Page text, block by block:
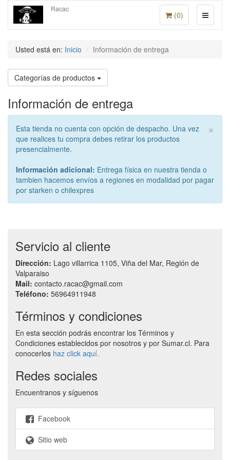
(0)
Racac
Usted está en: Inicio Información de entrega
Categorías de productos
Información de entrega
×
Esta tienda no cuenta con opción de despacho. Una vez
que realices tu compra debes retirar los productos
presencialmente.
Información adicional: Entrega física en nuestra tienda o
tambien hacemos envíos a regiones en modalidad por pagar
por starken o chilexpres
Servicio al cliente
Dirección: Lago villarrica 1105, Viña del Mar, Región de
Valparaiso
Mail: contacto.racac@gmail.com
Teléfono: 56964911948
Términos y condiciones
En esta sección podrás encontrar los Términos y
Condiciones establecidos por nosotros y por Sumar.cl. Para
conocerlos haz click aquí.
Redes sociales
Encuentranos y síguenos
Facebook
Sitio web